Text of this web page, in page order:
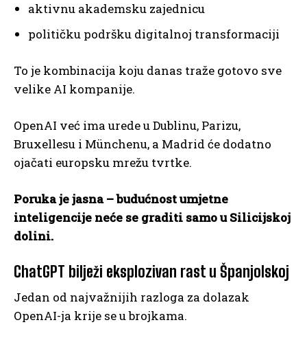
aktivnu akademsku zajednicu
političku podršku digitalnoj transformaciji
To je kombinacija koju danas traže gotovo sve
velike AI kompanije.
OpenAI već ima urede u Dublinu, Parizu,
Bruxellesu i Münchenu, a Madrid će dodatno
ojačati europsku mrežu tvrtke.
Poruka je jasna – budućnost umjetne
inteligencije neće se graditi samo u Silicijskoj
dolini.
ChatGPT bilježi eksplozivan rast u Španjolskoj
Jedan od najvažnijih razloga za dolazak
OpenAI-ja krije se u brojkama.